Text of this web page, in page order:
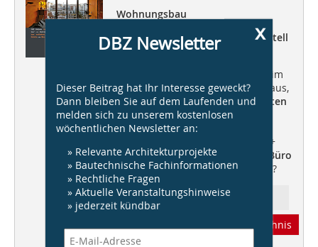
Wohnungsbau
individuell, vielfältig, experimentell
blauraum architekten „Chancen im
Wohnungsbau“ +++ Stadt-Aktivhaus,
Hegger Hegger Schleiff Architekten
+++ Wohnanlage Grimmstraße,
kellner schleich wunderling
+++
Anforderungen an Estriche +++
Büro
Spezial+++ Das Bauen verbieten?
Ressort: Architektur
Inhaltsverzeichnis
x
DBZ Newsletter
Dieser Beitrag hat Ihr Interesse geweckt?
Dann bleiben Sie auf dem Laufenden und
melden sich zu unserem kostenlosen
wöchentlichen Newsletter an:
» Relevante Architekturprojekte
» Bautechnische Fachinformationen
» Rechtliche Fragen
» Aktuelle Veranstaltungshinweise
» jederzeit kündbar